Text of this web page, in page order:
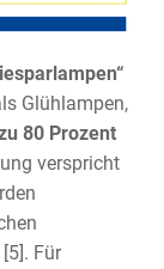
Glühlampen,
80 Prozent
verspricht
Für